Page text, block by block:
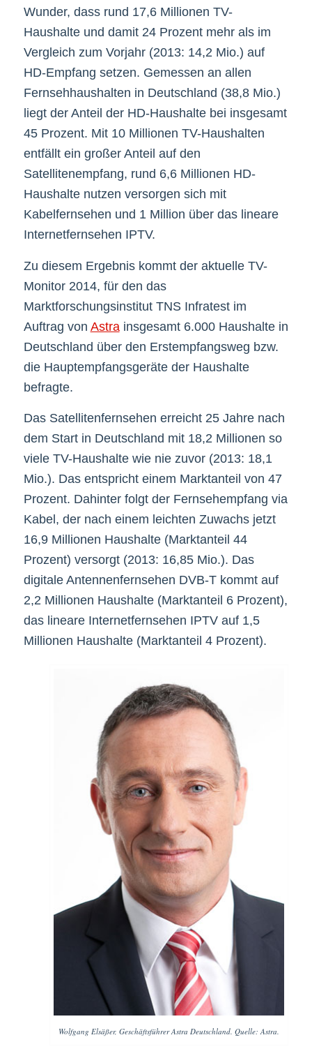
Wunder, dass rund 17,6 Millionen TV-
Haushalte und damit 24 Prozent mehr als im
Vergleich zum Vorjahr (2013: 14,2 Mio.) auf
HD-Empfang setzen. Gemessen an allen
Fernsehhaushalten in Deutschland (38,8 Mio.)
liegt der Anteil der HD-Haushalte bei insgesamt
45 Prozent. Mit 10 Millionen TV-Haushalten
entfällt ein großer Anteil auf den
Satellitenempfang, rund 6,6 Millionen HD-
Haushalte nutzen versorgen sich mit
Kabelfernsehen und 1 Million über das lineare
Internetfernsehen IPTV.
Zu diesem Ergebnis kommt der aktuelle TV-
Monitor 2014, für den das
Marktforschungsinstitut TNS Infratest im
Auftrag von Astrainsgesamt 6.000 Haushalte in
Deutschland über den Erstempfangsweg bzw.
die Hauptempfangsgeräte der Haushalte
befragte.
Das Satellitenfernsehen erreicht 25 Jahre nach
dem Start in Deutschland mit 18,2 Millionen so
viele TV-Haushalte wie nie zuvor (2013: 18,1
Mio.). Das entspricht einem Marktanteil von 47
Prozent. Dahinter folgt der Fernsehempfang via
Kabel, der nach einem leichten Zuwachs jetzt
16,9 Millionen Haushalte (Marktanteil 44
Prozent) versorgt (2013: 16,85 Mio.). Das
digitale Antennenfernsehen DVB-T kommt auf
2,2 Millionen Haushalte (Marktanteil 6 Prozent),
das lineare Internetfernsehen IPTV auf 1,5
Millionen Haushalte (Marktanteil 4 Prozent).
Wolfgang Elsäßer, Geschäftsführer Astra Deutschland. Quelle: Astra.